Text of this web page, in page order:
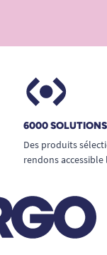
6000
Des produits
rendons